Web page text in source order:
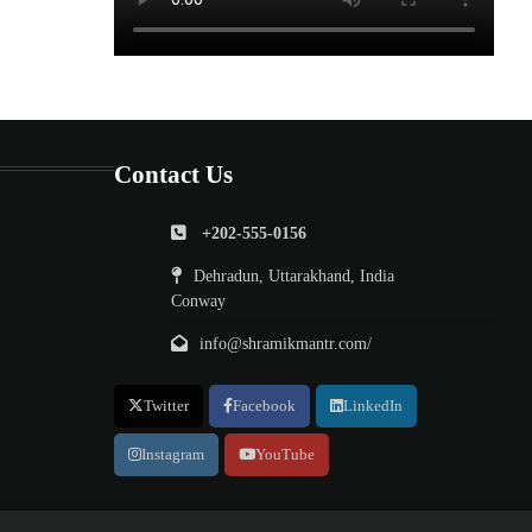
Contact Us
+202-555-0156
Dehradun, Uttarakhand, India
Conway
info@shramikmantr.com/
Twitter Facebook LinkedIn
Instagram YouTube